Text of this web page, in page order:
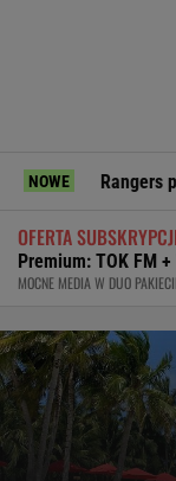
NOWEpo meczu z
OFERTA
Premium: TOK FM
MOCNE MEDIA W DUO